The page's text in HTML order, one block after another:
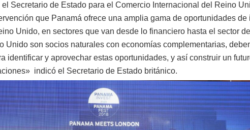
Secretario de Estado para el Comercio Internacional del Reino
que Panamá ofrece una amplia gama de oportunidades de
Unido, en sectores que van desde lo financiero hasta el sector
Unido son socios naturales con economías complementarias,
identificar y aprovechar estas oportunidades, y así construir un
indicó el Secretario de Estado británico.